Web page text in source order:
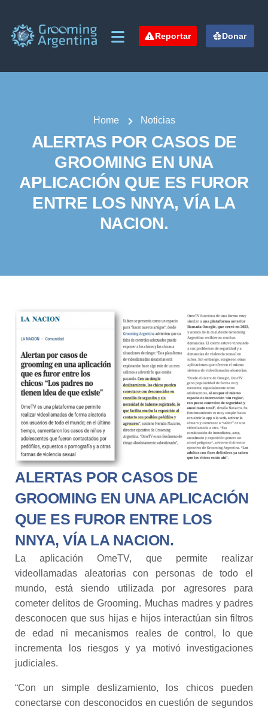
Reportar Donar
Home Noticias
ALERTAS POR CASOS DE
GROOMING EN UNA
APLICACIÓN QUE ES FUROR
ENTRE LOS NNYA, VÍA LA
NACION.
ALERTAS POR CASOS DE
GROOMING EN UNA APLICACIÓN
QUE ES FUROR ENTRE LOS
NNYA, VÍA LA NACION.
La aplicación OmeTV, que permite realizar
videollamadas aleatorias con personas de todo el
mundo, está siendo utilizada por agresores para
cometer delitos de Grooming. Muchas madres y padres
desconocen que sus hijas e hijos interactúan sin filtros
de edad ni mecanismos reales de control, lo que
incrementa los riesgos y ya motivó investigaciones
judiciales.
“Con un simple deslizamiento, los chicos pueden
conectarse con desconocidos en cuestión de segundos